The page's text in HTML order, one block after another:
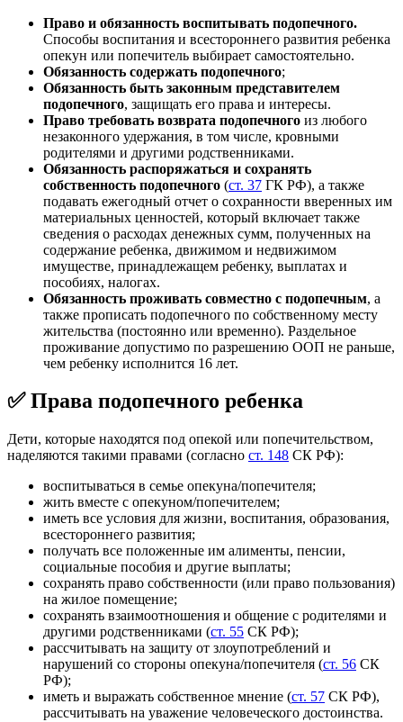
Право и обязанность воспитывать подопечного.
Способы воспитания и всестороннего развития ребенка
опекун или попечитель выбирает самостоятельно.
Обязанность содержать подопечного;
Обязанность быть законным представителем
подопечного, защищать его права и интересы.
Право требовать возврата подопечного из любого
незаконного удержания, в том числе, кровными
родителями и другими родственниками.
Обязанность распоряжаться и сохранять
собственность подопечного (ст. 37 ГК РФ), а также
подавать ежегодный отчет о сохранности вверенных им
материальных ценностей, который включает также
сведения о расходах денежных сумм, полученных на
содержание ребенка, движимом и недвижимом
имуществе, принадлежащем ребенку, выплатах и
пособиях, налогах.
Обязанность проживать совместно с подопечным, а
также прописать подопечного по собственному месту
жительства (постоянно или временно). Раздельное
проживание допустимо по разрешению ООП не раньше,
чем ребенку исполнится 16 лет.
✅ Права подопечного ребенка
Дети, которые находятся под опекой или попечительством,
наделяются такими правами (согласно ст. 148 СК РФ):
воспитываться в семье опекуна/попечителя;
жить вместе с опекуном/попечителем;
иметь все условия для жизни, воспитания, образования,
всестороннего развития;
получать все положенные им алименты, пенсии,
социальные пособия и другие выплаты;
сохранять право собственности (или право пользования)
на жилое помещение;
сохранять взаимоотношения и общение с родителями и
другими родственниками (ст. 55 СК РФ);
рассчитывать на защиту от злоупотреблений и
нарушений со стороны опекуна/попечителя (ст. 56 СК
РФ);
иметь и выражать собственное мнение (ст. 57 СК РФ),
рассчитывать на уважение человеческого достоинства.